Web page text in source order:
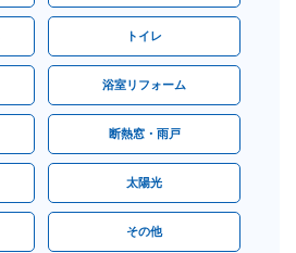
トイレ
浴室リフォーム
断熱窓・雨戸
太陽光
その他